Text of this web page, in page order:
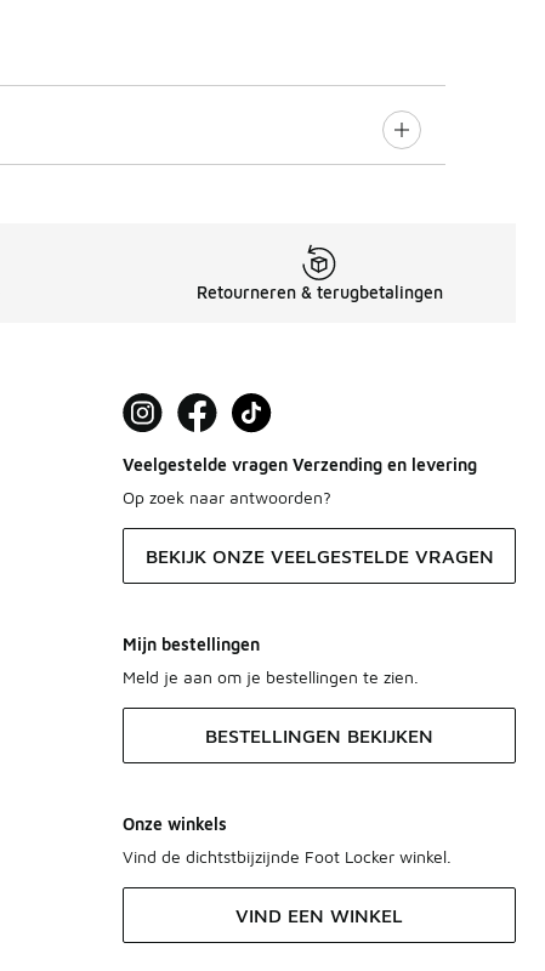
Retourneren & terugbetalingen
Veelgestelde vragen Verzending en levering
Op zoek naar antwoorden?
BEKIJK ONZE VEELGESTELDE VRAGEN
Mijn bestellingen
Meld je aan om je bestellingen te zien.
BESTELLINGEN BEKIJKEN
Onze winkels
Vind de dichtstbijzijnde Foot Locker winkel.
VIND EEN WINKEL